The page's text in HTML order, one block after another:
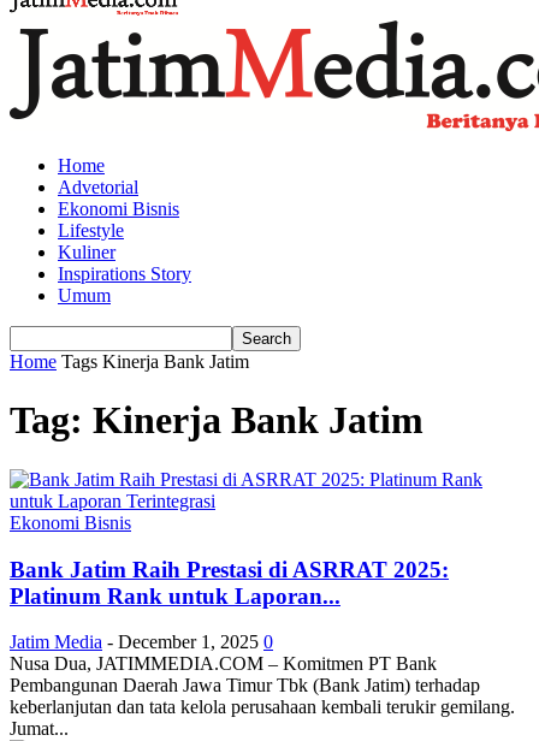
Home
Advetorial
Ekonomi Bisnis
Lifestyle
Kuliner
Inspirations Story
Umum
Home Tags Kinerja Bank Jatim
Tag: Kinerja Bank Jatim
Ekonomi Bisnis
Bank Jatim Raih Prestasi di ASRRAT 2025:
Platinum Rank untuk Laporan...
Jatim Media - December 1, 2025 0
Nusa Dua, JATIMMEDIA.COM – Komitmen PT Bank
Pembangunan Daerah Jawa Timur Tbk (Bank Jatim) terhadap
keberlanjutan dan tata kelola perusahaan kembali terukir gemilang.
Jumat...